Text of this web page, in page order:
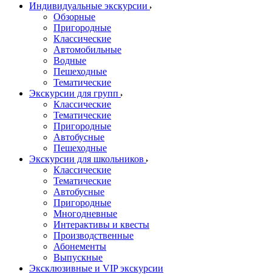
Индивидуальные экскурсии
Обзорные
Пригородные
Классические
Автомобильные
Водные
Пешеходные
Тематические
Экскурсии для групп
Классические
Тематические
Пригородные
Автобусные
Пешеходные
Экскурсии для школьников
Классические
Тематические
Автобусные
Пригородные
Многодневные
Интерактивы и квесты
Производственные
Абонементы
Выпускные
Эксклюзивные и VIP экскурсии